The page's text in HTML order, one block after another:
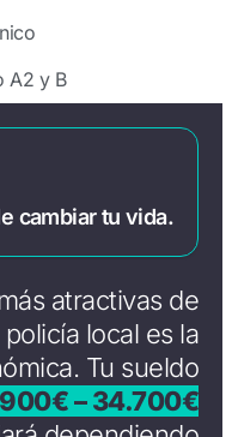
A2 y B
cambiar tu vida.
atractivas de
local es la
Tu sueldo
– 34.700€